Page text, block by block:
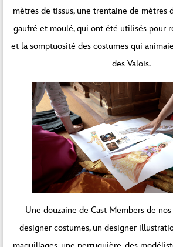
mètres de tissus, une trentaine de mètres
gaufré et moulé, qui ont été utilisés pour
et la somptuosité des costumes qui
des Valois.
Une douzaine de Cast Members de
designer costumes, un designer